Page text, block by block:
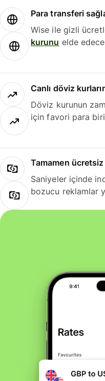
Para transferi
Wise ile gizli
kurunu elde
Canlı döviz
Döviz kurunun
için favori para
Tamamen ücretsiz
Saniyeler içinde
bozucu reklamlar